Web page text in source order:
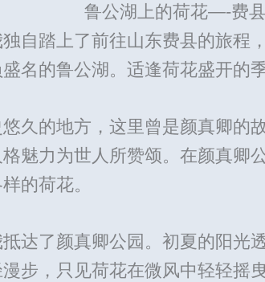
鲁公湖上的荷花—-费
自踏上了前往山东费县的旅程
名的鲁公湖。适逢荷花盛开的
久的地方，这里曾是颜真卿的
魅力为世人所赞颂。在颜真卿
的荷花。
达了颜真卿公园。初夏的阳光
步，只见荷花在微风中轻轻摇